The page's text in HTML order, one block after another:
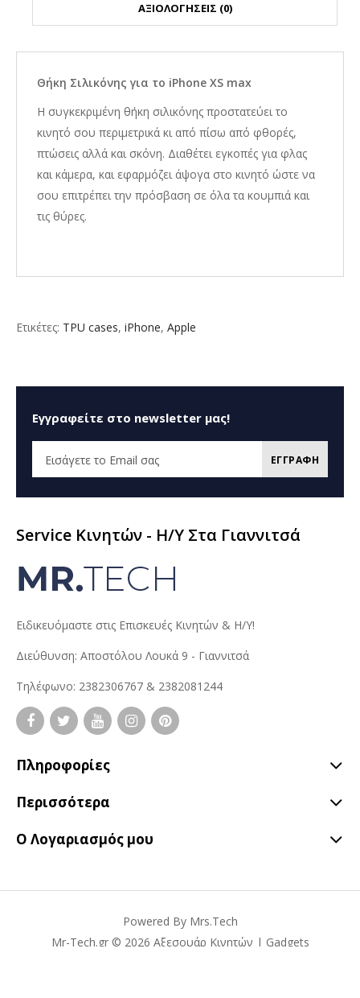
ΑΞΙΟΛΟΓΗΣΕΙΣ (0)
Θήκη Σιλικόνης για το iPhone XS max
Η συγκεκριμένη θήκη σιλικόνης προστατεύει το
κινητό σου περιμετρικά κι από πίσω από φθορές,
πτώσεις αλλά και σκόνη. Διαθέτει εγκοπές για φλας
και κάμερα, και εφαρμόζει άψογα στο κινητό ώστε να
σου επιτρέπει την πρόσβαση σε όλα τα κουμπιά και
τις θύρες.
Ετικέτες: TPU cases, iPhone, Apple
Εγγραφείτε στο newsletter μας!
ΕΓΓΡΑΦΗ
Service Κινητών - H/Y Στα Γιαννιτσά
Ειδικευόμαστε στις Επισκευές Κινητών & Η/Υ!
Διεύθυνση: Αποστόλου Λουκά 9 - Γιαννιτσά
Τηλέφωνο: 2382306767 & 2382081244
Πληροφορίες
Περισσότερα
Ο Λογαριασμός μου
Powered By Mrs.Tech
Mr-Tech.gr © 2026 Αξεσουάρ Κινητών | Gadgets